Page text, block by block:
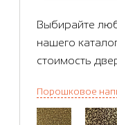
Выбирайте
нашего
стоимость
Порошковое